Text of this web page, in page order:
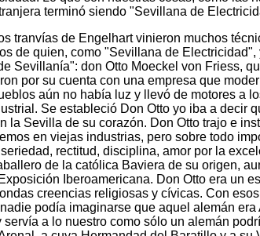
terminó siendo "Sevillana de
tranvías de Engelhart vinieron muchos
de quien, como "Sevillana de Electricidad",
Sevillanía": don Otto Moeckel von Friess,
por su cuenta con una empresa que
aún no había luz y llevó de motores a
Se estableció Don Otto yo iba a decir
la Sevilla de su corazón. Don Otto trajo e
en viejas industrias, pero sobre todo
rectitud, disciplina, amor por la
de la católica Baviera de su origen,
Iberoamericana. Don Otto era un
creencias religiosas y cívicas. Con
podía imaginarse que aquel alemán
a lo nuestro como sólo un alemán